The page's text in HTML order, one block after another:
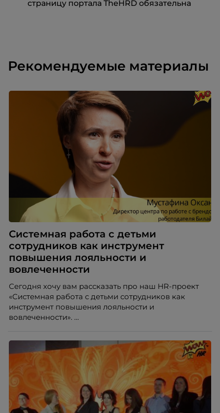
страницу портала TheHRD обязательна
Рекомендуемые материалы
Системная работа с детьми
сотрудников как инструмент
повышения лояльности и
вовлеченности
Сегодня хочу вам рассказать про наш HR-проект
«Системная работа с детьми сотрудников как
инструмент повышения лояльности и
вовлеченности».